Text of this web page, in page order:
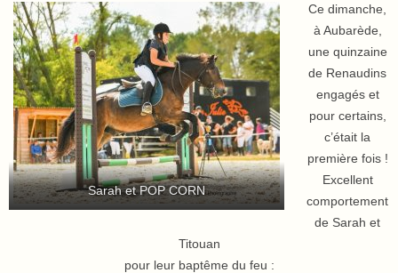
Sarah et POP CORN
Ce dimanche,
à Aubarède,
une quinzaine
de Renaudins
engagés et
pour certains,
c’était la
première fois !
Excellent
comportement
de Sarah et
Titouan
pour leur baptême du feu :